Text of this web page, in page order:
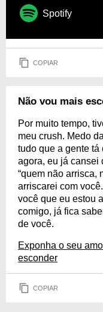
Spotify
COPIAR
Não vou mais
Por muito tempo,
meu crush. Medo
tudo que a gente tá
agora, eu já cansei
“quem não arrisca,
arriscarei com
você que eu estou
comigo, já fica
de você.
Exponha o seu
esconder
COPIAR